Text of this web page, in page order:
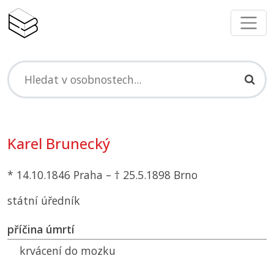
Karel Brunecký
* 14.10.1846 Praha – † 25.5.1898 Brno
státní úředník
příčina úmrtí
krvácení do mozku